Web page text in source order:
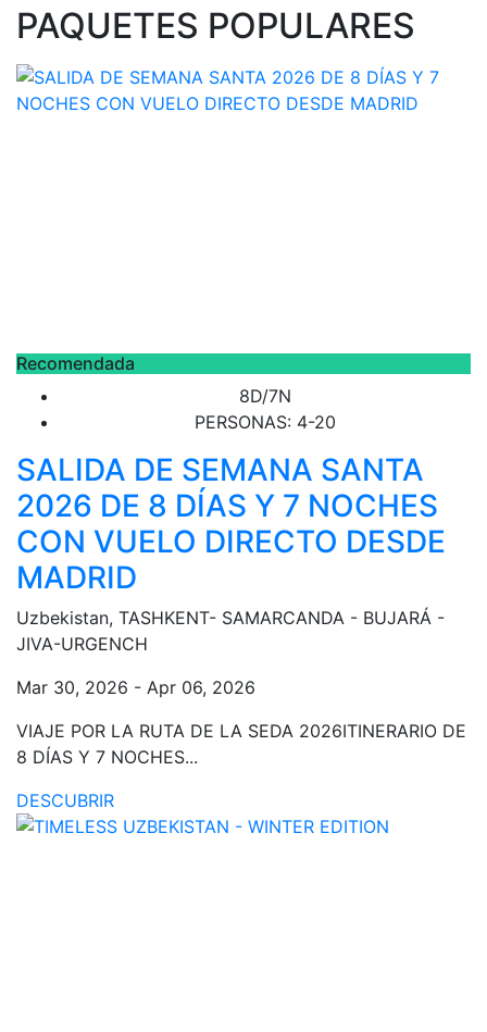
PAQUETES POPULARES
Recomendada
8D/7N
PERSONAS: 4-20
SALIDA DE SEMANA SANTA
2026 DE 8 DÍAS Y 7 NOCHES
CON VUELO DIRECTO DESDE
MADRID
Uzbekistan, TASHKENT- SAMARCANDA - BUJARÁ -
JIVA-URGENCH
Mar 30, 2026 - Apr 06, 2026
VIAJE POR LA RUTA DE LA SEDA 2026ITINERARIO DE
8 DÍAS Y 7 NOCHES...
DESCUBRIR